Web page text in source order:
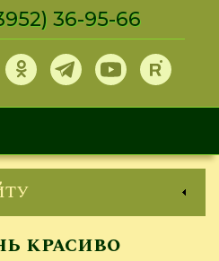
36-95-66
красиво